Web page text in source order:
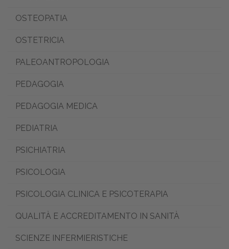
OSTEOPATIA
OSTETRICIA
PALEOANTROPOLOGIA
PEDAGOGIA
PEDAGOGIA MEDICA
PEDIATRIA
PSICHIATRIA
PSICOLOGIA
PSICOLOGIA CLINICA E PSICOTERAPIA
QUALITÀ E ACCREDITAMENTO IN SANITÀ
SCIENZE INFERMIERISTICHE